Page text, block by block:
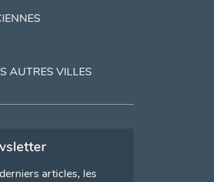
AUTRES VILLES
articles, les